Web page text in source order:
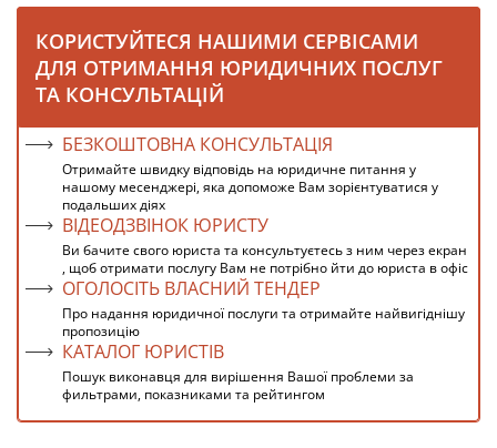
КОРИСТУЙТЕСЯ НАШИМИ СЕРВІСАМИ
ДЛЯ ОТРИМАННЯ ЮРИДИЧНИХ ПОСЛУГ
ТА КОНСУЛЬТАЦІЙ
БЕЗКОШТОВНА КОНСУЛЬТАЦІЯ
Отримайте швидку відповідь на юридичне питання у
нашому месенджері, яка допоможе Вам зорієнтуватися у
подальших діях
ВІДЕОДЗВІНОК ЮРИСТУ
Ви бачите свого юриста та консультуєтесь з ним через екран
, щоб отримати послугу Вам не потрібно йти до юриста в офіс
ОГОЛОСІТЬ ВЛАСНИЙ ТЕНДЕР
Про надання юридичної послуги та отримайте найвигіднішу
пропозицію
КАТАЛОГ ЮРИСТІВ
Пошук виконавця для вирішення Вашої проблеми за
фильтрами, показниками та рейтингом